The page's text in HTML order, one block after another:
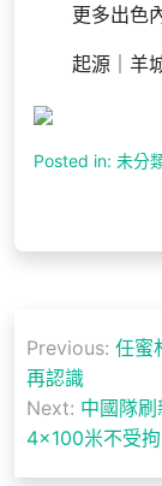
更多出色
起源｜羊城
Posted in: 未分
章
導
覽
Previous: 任蜜
再認識
Next: 中國隊
4×100米不受